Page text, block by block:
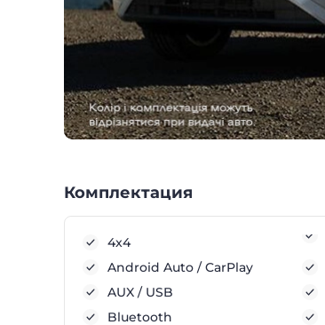
Комплектация
4x4
Android Auto / CarPlay
AUX / USB
Bluetooth